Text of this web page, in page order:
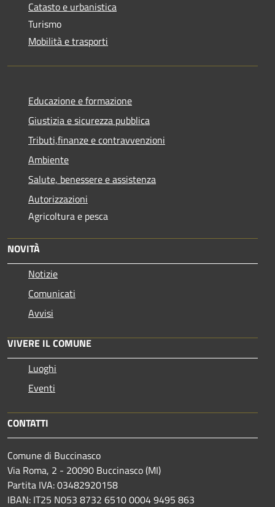
Catasto e urbanistica
Turismo
Mobilità e trasporti
Educazione e formazione
Giustizia e sicurezza pubblica
Tributi,finanze e contravvenzioni
Ambiente
Salute, benessere e assistenza
Autorizzazioni
Agricoltura e pesca
NOVITÀ
Notizie
Comunicati
Avvisi
VIVERE IL COMUNE
Luoghi
Eventi
CONTATTI
Comune di Buccinasco
Via Roma, 2 - 20090 Buccinasco (MI)
Partita IVA: 03482920158
IBAN: IT25 N053 8732 6510 0004 9495 863